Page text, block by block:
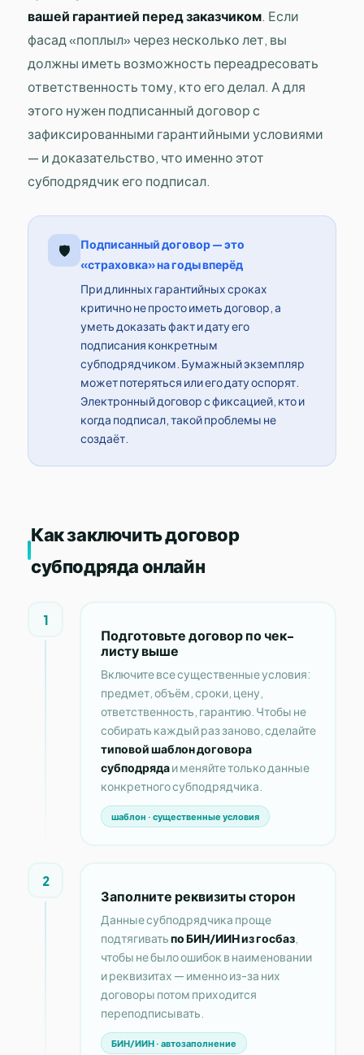
вашей гарантией перед заказчиком. Если
фасад «поплыл» через несколько лет, вы
должны иметь возможность переадресовать
ответственность тому, кто его делал. А для
этого нужен подписанный договор с
зафиксированными гарантийными условиями
— и доказательство, что именно этот
субподрядчик его подписал.
🛡️
Подписанный договор — это
«страховка» на годы вперёд
При длинных гарантийных сроках
критично не просто иметь договор, а
уметь доказать факт и дату его
подписания конкретным
субподрядчиком. Бумажный экземпляр
может потеряться или его дату оспорят.
Электронный договор с фиксацией, кто и
когда подписал, такой проблемы не
создаёт.
Как заключить договор
субподряда онлайн
1
Подготовьте договор по чек-
листу выше
Включите все существенные условия:
предмет, объём, сроки, цену,
ответственность, гарантию. Чтобы не
собирать каждый раз заново, сделайте
типовой шаблон договора
субподрядаи меняйте только данные
конкретного субподрядчика.
шаблон · существенные условия
2
Заполните реквизиты сторон
Данные субподрядчика проще
подтягиватьпо БИН/ИИН из госбаз,
чтобы не было ошибок в наименовании
и реквизитах — именно из-за них
договоры потом приходится
переподписывать.
БИН/ИИН · автозаполнение